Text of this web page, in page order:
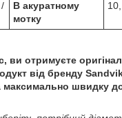
В акуратному
мотку
ви отримуєте
від бренду
швидку